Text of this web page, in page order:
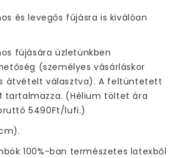
és levegős fújásra is kiválóan
fújására üzletünkben
(személyes vásárláskor
átvételt választva). A feltüntetett
tartalmazza. (Hélium töltet ára
5490Ft/lufi.)
100%-ban természetes latexből